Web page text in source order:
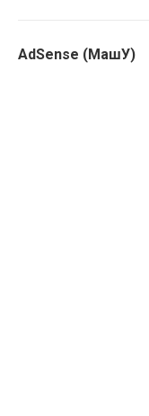
AdSense (МашУ)